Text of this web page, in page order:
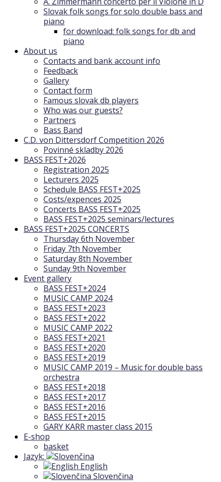
Slovak folk songs for solo double bass and
piano
for download: folk songs for db and
piano
About us
Contacts and bank account info
Feedback
Gallery
Contact form
Famous slovak db players
Who was our guests?
Partners
Bass Band
C.D. von Dittersdorf Competition 2026
Povinné skladby 2026
BASS FEST+2026
Registration 2025
Lecturers 2025
Schedule BASS FEST+2025
Costs/expences 2025
Concerts BASS FEST+2025
BASS FEST+2025 seminars/lectures
BASS FEST+2025 CONCERTS
Thursday 6th November
Friday 7th November
Saturday 8th November
Sunday 9th November
Event gallery
BASS FEST+2024
MUSIC CAMP 2024
BASS FEST+2023
BASS FEST+2022
MUSIC CAMP 2022
BASS FEST+2021
BASS FEST+2020
BASS FEST+2019
MUSIC CAMP 2019 – Music for double bass
orchestra
BASS FEST+2018
BASS FEST+2017
BASS FEST+2016
BASS FEST+2015
GARY KARR master class 2015
E-shop
basket
Jazyk:
English
Slovenčina